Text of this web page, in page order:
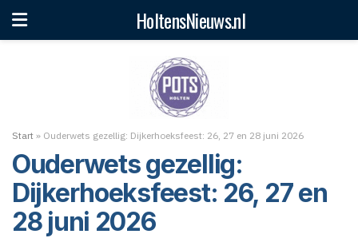
HoltensNieuws.nl
Start » Ouderwets gezellig: Dijkerhoeksfeest: 26, 27 en 28 juni 2026
Ouderwets gezellig:
Dijkerhoeksfeest: 26, 27 en
28 juni 2026